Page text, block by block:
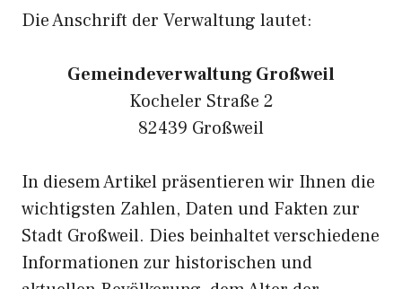
Die Anschrift der Verwaltung lautet:
Gemeindeverwaltung Großweil
Kocheler Straße 2
82439 Großweil
In diesem Artikel präsentieren wir Ihnen die
wichtigsten Zahlen, Daten und Fakten zur
Stadt Großweil. Dies beinhaltet verschiedene
Informationen zur historischen und